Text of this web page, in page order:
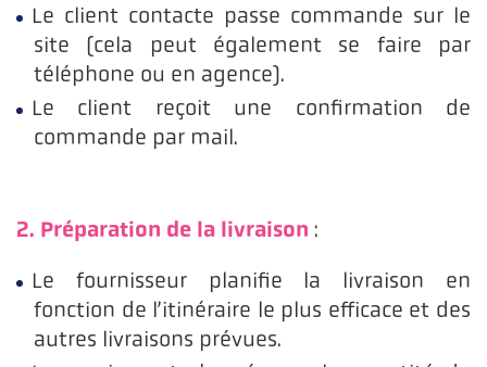
Le client contacte passe commande sur le
site (cela peut également se faire par
téléphone ou en agence).
Le client reçoit une confirmation de
commande par mail.
2. Préparation de la livraison :
Le fournisseur planifie la livraison en
fonction de l’itinéraire le plus efficace et des
autres livraisons prévues.